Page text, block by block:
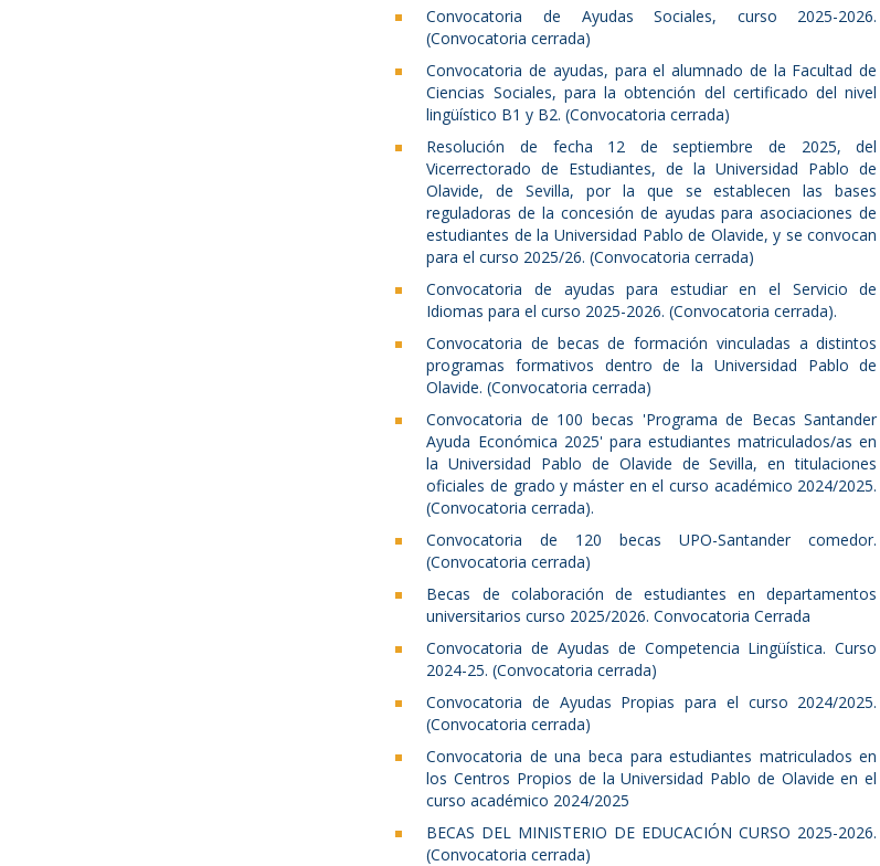
Convocatoria de Ayudas Sociales, curso 2025-2026.
(Convocatoria cerrada)
Convocatoria de ayudas, para el alumnado de la Facultad de
Ciencias Sociales, para la obtención del certificado del nivel
lingüístico B1 y B2. (Convocatoria cerrada)
Resolución de fecha 12 de septiembre de 2025, del
Vicerrectorado de Estudiantes, de la Universidad Pablo de
Olavide, de Sevilla, por la que se establecen las bases
reguladoras de la concesión de ayudas para asociaciones de
estudiantes de la Universidad Pablo de Olavide, y se convocan
para el curso 2025/26. (Convocatoria cerrada)
Convocatoria de ayudas para estudiar en el Servicio de
Idiomas para el curso 2025-2026. (Convocatoria cerrada).
Convocatoria de becas de formación vinculadas a distintos
programas formativos dentro de la Universidad Pablo de
Olavide. (Convocatoria cerrada)
Convocatoria de 100 becas 'Programa de Becas Santander
Ayuda Económica 2025' para estudiantes matriculados/as en
la Universidad Pablo de Olavide de Sevilla, en titulaciones
oficiales de grado y máster en el curso académico 2024/2025.
(Convocatoria cerrada).
Convocatoria de 120 becas UPO-Santander comedor.
(Convocatoria cerrada)
Becas de colaboración de estudiantes en departamentos
universitarios curso 2025/2026. Convocatoria Cerrada
Convocatoria de Ayudas de Competencia Lingüística. Curso
2024-25. (Convocatoria cerrada)
Convocatoria de Ayudas Propias para el curso 2024/2025.
(Convocatoria cerrada)
Convocatoria de una beca para estudiantes matriculados en
los Centros Propios de la Universidad Pablo de Olavide en el
curso académico 2024/2025
BECAS DEL MINISTERIO DE EDUCACIÓN CURSO 2025-2026.
(Convocatoria cerrada)